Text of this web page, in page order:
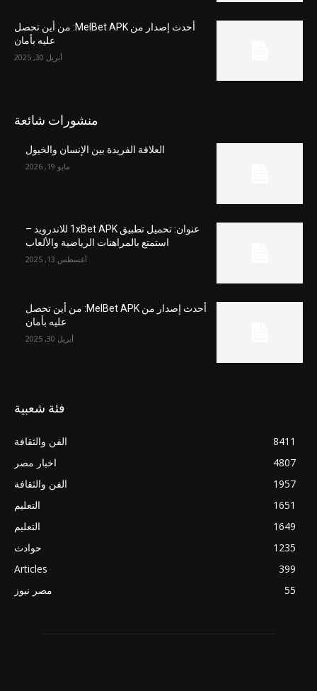
أحدث إصدار من MelBet APK: من أين تحصل
عليه بأمان
أبريل 30, 2025
منشورات شائعة
العلاقة الفريدة بين الإنسان والخيول
مايو 19, 2026
عنوان: تحميل تطبيق 1xBet APK للاندرويد –
استمتع بالمراهنات الرياضية والألعاب
أغسطس 13, 2025
أحدث إصدار من MelBet APK: من أين تحصل
عليه بأمان
أبريل 30, 2025
فئة شعبية
الفن والثقافة
8411
اخبار مصر
4807
الفن والثقافة
1957
التعليم
1651
التعليم
1649
حوادث
1235
Articles
399
مصر نيوز
55